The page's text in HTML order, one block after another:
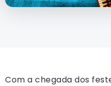
Com a chegada dos